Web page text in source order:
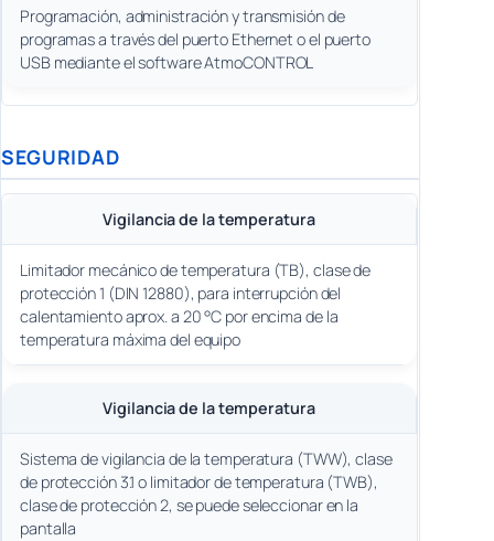
Programación, administración y transmisión de
programas a través del puerto Ethernet o el puerto
USB mediante el software AtmoCONTROL
SEGURIDAD
Vigilancia de la temperatura
Limitador mecánico de temperatura (TB), clase de
protección 1 (DIN 12880), para interrupción del
calentamiento aprox. a 20 °C por encima de la
temperatura máxima del equipo
Vigilancia de la temperatura
Sistema de vigilancia de la temperatura (TWW), clase
de protección 3.1 o limitador de temperatura (TWB),
clase de protección 2, se puede seleccionar en la
pantalla